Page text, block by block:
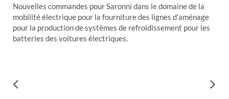
Nouvelles commandes pour Saronni dans le domaine de la
mobilité électrique pour la fourniture des lignes d’aménage
pour la production de systèmes de refroidissement pour les
batteries des voitures électriques.